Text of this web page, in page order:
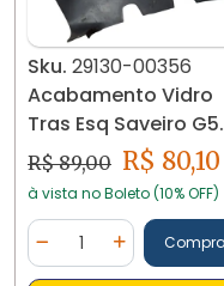
Sku. 29130-00356
Acabamento Vidro
Tras Esq Saveiro G5
G6 5u7853381
R$ 89,00 R$ 80,10
à vista no Boleto (10% OFF)
Diminuir Quantidade
Quantidade
Adicionar